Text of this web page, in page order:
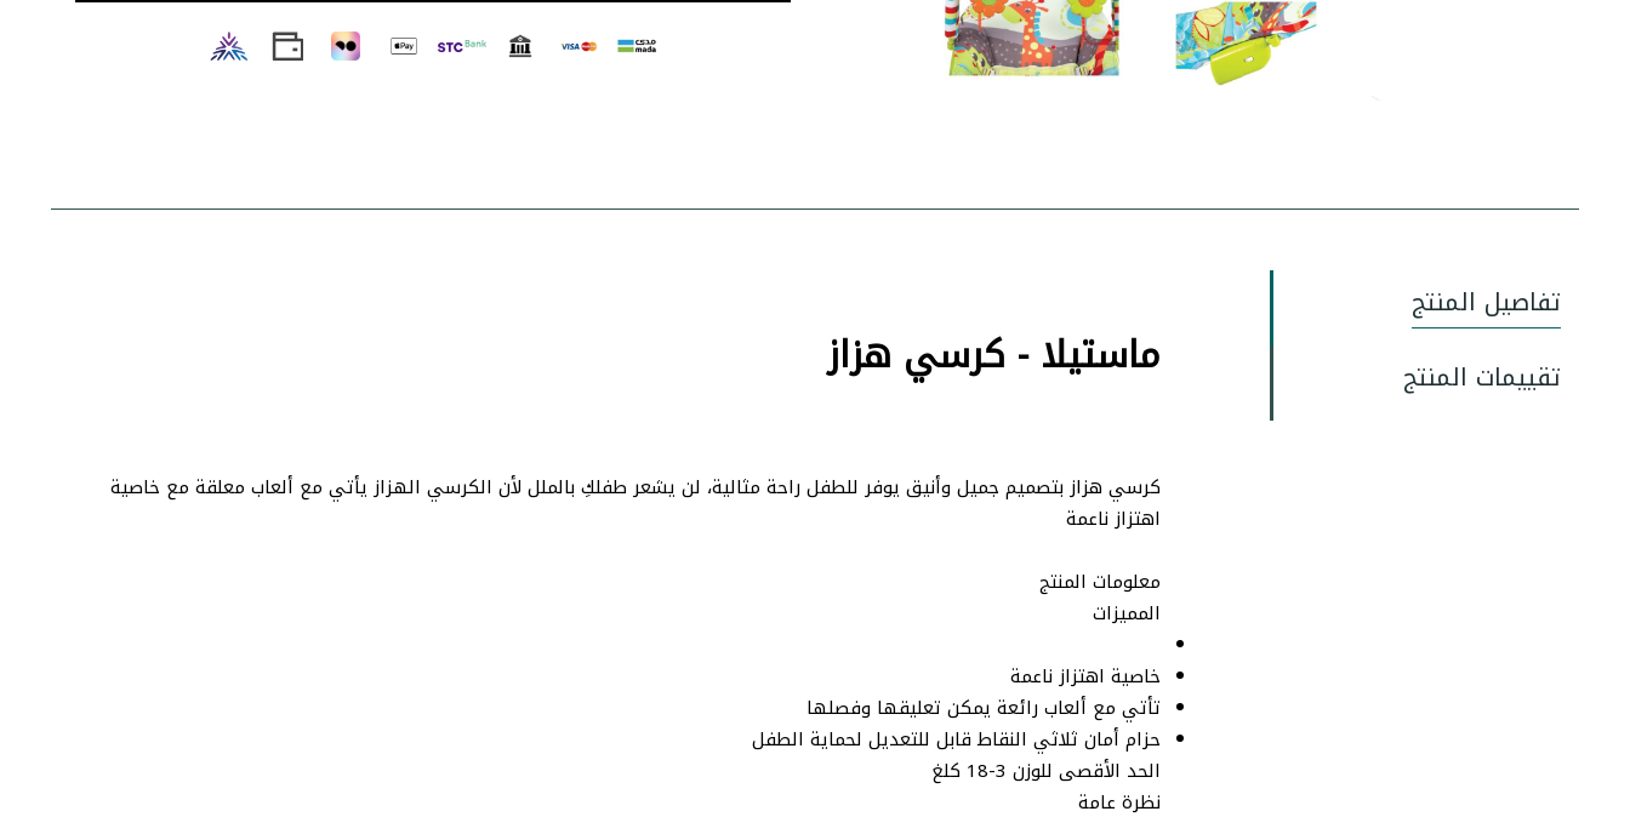
تفاصيل المنتج
تقييمات المنتج
ماستيلا - كرسي هزاز
كرسي هزاز بتصميم جميل وأنيق يوفر للطفل راحة مثالية، لن يشعر طفلكِ بالملل لأن الكرسي الهزاز يأتي مع ألعاب معلقة مع خاصية
اهتزاز ناعمة
معلومات المنتج
المميزات
خاصية اهتزاز ناعمة
تأتي مع ألعاب رائعة يمكن تعليقها وفصلها
حزام أمان ثلاثي النقاط قابل للتعديل لحماية الطفل
الحد الأقصى للوزن 3-18 كلغ
نظرة عامة